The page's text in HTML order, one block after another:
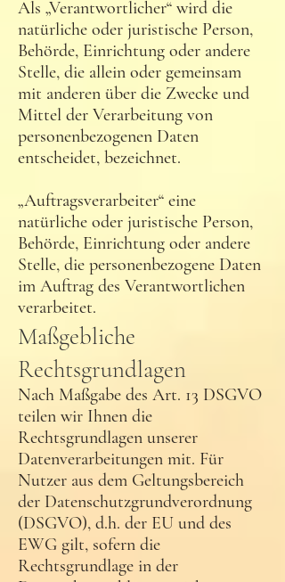
Als „Verantwortlicher“ wird die
natürliche oder juristische Person,
Behörde, Einrichtung oder andere
Stelle, die allein oder gemeinsam
mit anderen über die Zwecke und
Mittel der Verarbeitung von
personenbezogenen Daten
entscheidet, bezeichnet.
„Auftragsverarbeiter“ eine
natürliche oder juristische Person,
Behörde, Einrichtung oder andere
Stelle, die personenbezogene Daten
im Auftrag des Verantwortlichen
verarbeitet.
Maßgebliche
Rechtsgrundlagen
Nach Maßgabe des Art. 13 DSGVO
teilen wir Ihnen die
Rechtsgrundlagen unserer
Datenverarbeitungen mit. Für
Nutzer aus dem Geltungsbereich
der Datenschutzgrundverordnung
(DSGVO), d.h. der EU und des
EWG gilt, sofern die
Rechtsgrundlage in der